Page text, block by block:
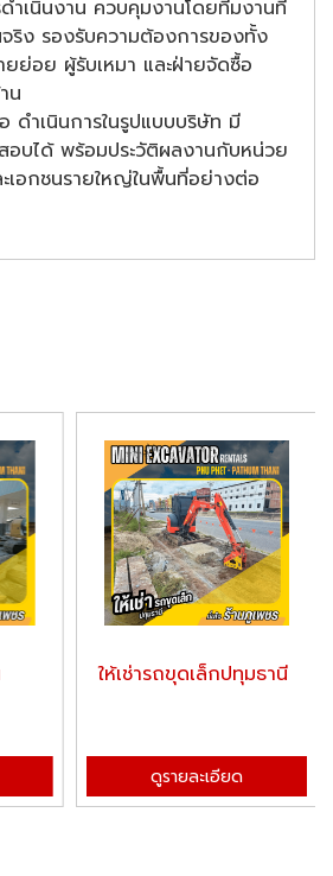
ำเนินงาน ควบคุมงานโดยทีมงานที่
จริง รองรับความต้องการของทั้ง
ยย่อย ผู้รับเหมา และฝ่ายจัดซื้อ
น
ดำเนินการในรูปแบบบริษัท มี
อบได้ พร้อมประวัติผลงานกับหน่วย
เอกชนรายใหญ่ในพื้นที่อย่างต่อ
ให้เช่ารถขุดเล็กปทุมธานี
ดูรายละเอียด